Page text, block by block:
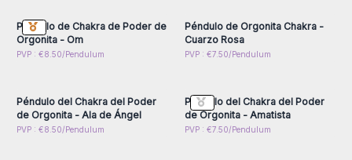
plexo solar, corazón, garganta, tercer ojo y corona). Esto
convierte a cada pieza en una herramienta completa para
trabajos de sanación, equilibrio energético y diagnóstico
Péndulo de Chakra de Poder de
Orgonita - Om
PVP : €8.50/Pendulum
Péndulo de Orgonita Chakra -
Cuarzo Rosa
PVP : €7.50/Pendulum
Inicie sesión o regístrese
Péndulo del Chakra del Poder
de Orgonita - Ala de Ángel
PVP : €8.50/Pendulum
Inicie sesión o regístrese
Péndulo del Chakra del Poder
de Orgonita - Amatista
PVP : €7.50/Pendulum
Inicie sesión o regístrese
Inicie sesión o regístrese